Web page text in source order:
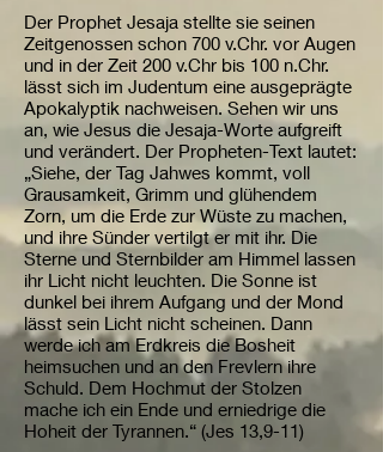
Der Prophet Jesaja stellte sie seinen
Zeitgenossen schon 700 v.Chr. vor Augen
und in der Zeit 200 v.Chr bis 100 n.Chr.
lässt sich im Judentum eine ausgeprägte
Apokalyptik nachweisen. Sehen wir uns
an, wie Jesus die Jesaja-Worte aufgreift
und verändert. Der Propheten-Text lautet:
„Siehe, der Tag Jahwes kommt, voll
Grausamkeit, Grimm und glühendem
Zorn, um die Erde zur Wüste zu machen,
und ihre Sünder vertilgt er mit ihr. Die
Sterne und Sternbilder am Himmel lassen
ihr Licht nicht leuchten. Die Sonne ist
dunkel bei ihrem Aufgang und der Mond
lässt sein Licht nicht scheinen. Dann
werde ich am Erdkreis die Bosheit
heimsuchen und an den Frevlern ihre
Schuld. Dem Hochmut der Stolzen
mache ich ein Ende und erniedrige die
Hoheit der Tyrannen.“ (Jes 13,9-11)